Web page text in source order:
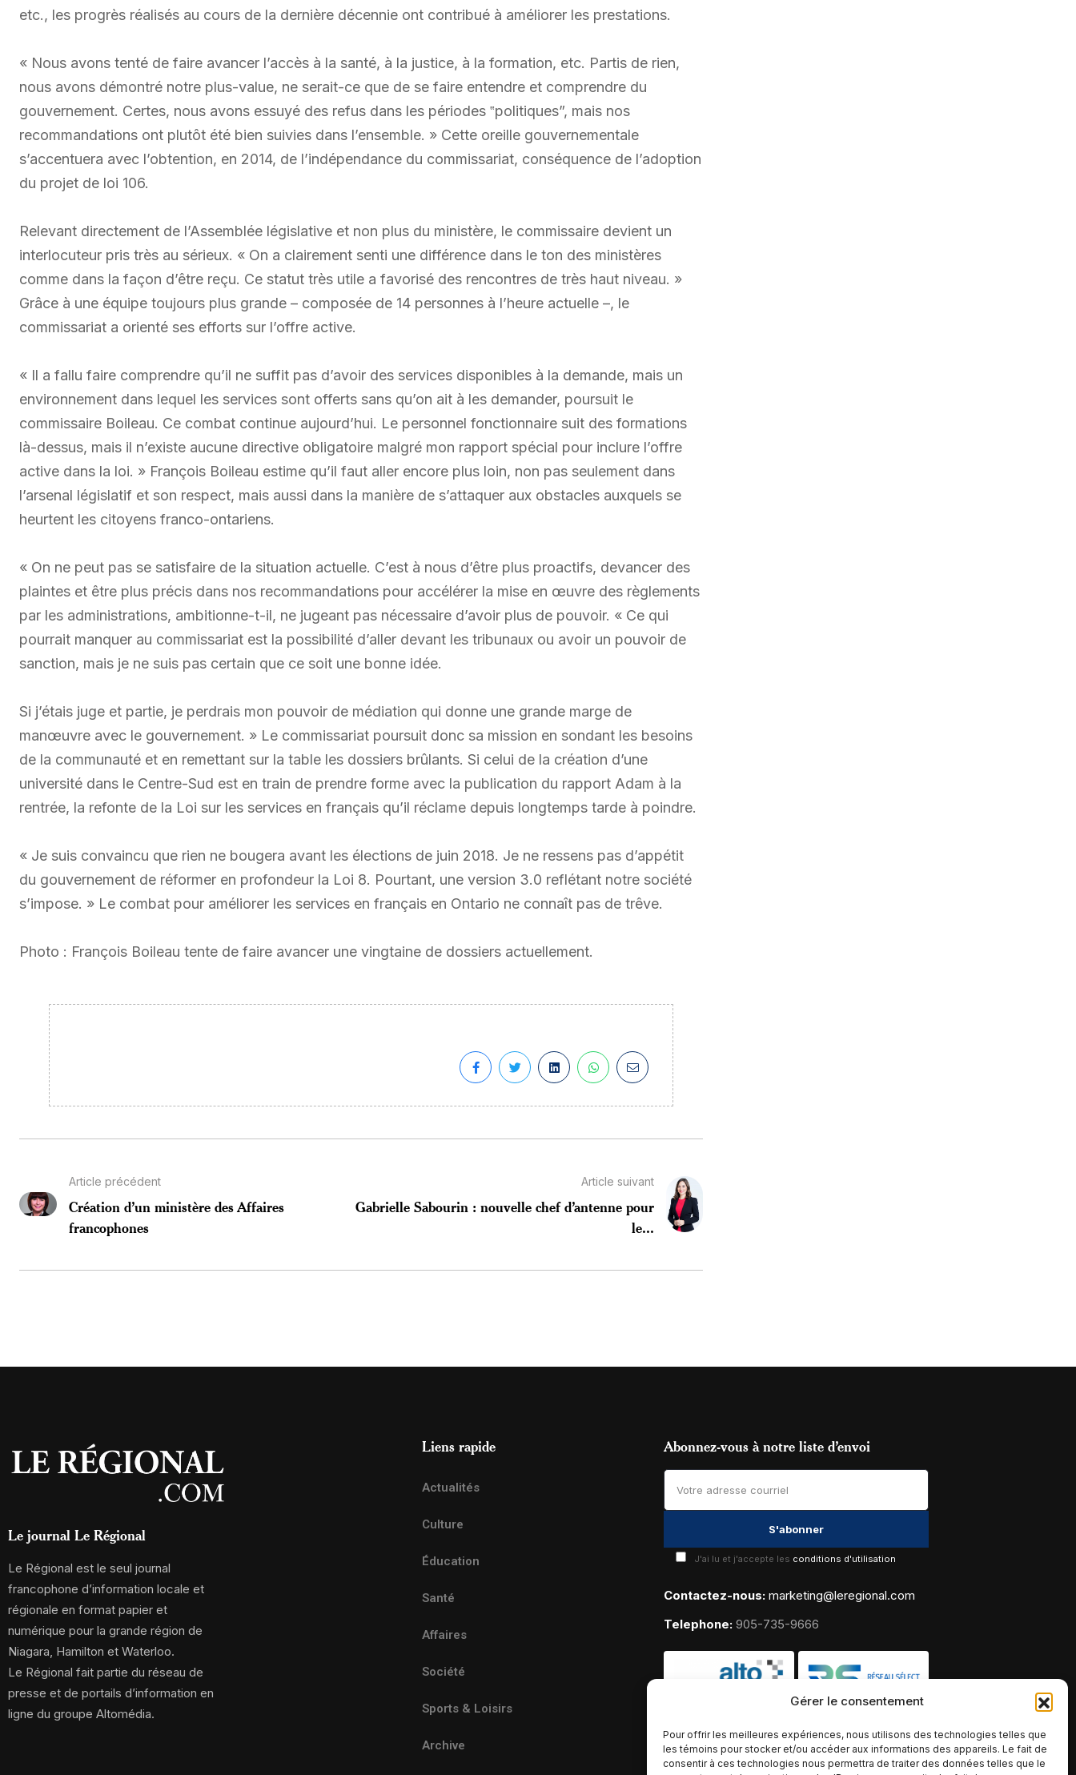
Gérer le consentement
Pour offrir les meilleures expériences, nous utilisons des technologies telles que
les témoins pour stocker et/ou accéder aux informations des appareils. Le fait de
consentir à ces technologies nous permettra de traiter des données telles que le
etc., les progrès réalisés au cours de la dernière décennie ont contribué à améliorer les prestations.
« Nous avons tenté de faire avancer l’accès à la santé, à la justice, à la formation, etc. Partis de rien,
nous avons démontré notre plus-value, ne serait-ce que de se faire entendre et comprendre du
gouvernement. Certes, nous avons essuyé des refus dans les périodes ‟politiques”, mais nos
recommandations ont plutôt été bien suivies dans l’ensemble. » Cette oreille gouvernementale
s’accentuera avec l’obtention, en 2014, de l’indépendance du commissariat, conséquence de l’adoption
du projet de loi 106.
Relevant directement de l’Assemblée législative et non plus du ministère, le commissaire devient un
interlocuteur pris très au sérieux. « On a clairement senti une différence dans le ton des ministères
comme dans la façon d’être reçu. Ce statut très utile a favorisé des rencontres de très haut niveau. »
Grâce à une équipe toujours plus grande – composée de 14 personnes à l’heure actuelle –, le
commissariat a orienté ses efforts sur l’offre active.
« Il a fallu faire comprendre qu’il ne suffit pas d’avoir des services disponibles à la demande, mais un
environnement dans lequel les services sont offerts sans qu’on ait à les demander, poursuit le
commissaire Boileau. Ce combat continue aujourd’hui. Le personnel fonctionnaire suit des formations
là-dessus, mais il n’existe aucune directive obligatoire malgré mon rapport spécial pour inclure l’offre
active dans la loi. » François Boileau estime qu’il faut aller encore plus loin, non pas seulement dans
l’arsenal législatif et son respect, mais aussi dans la manière de s’attaquer aux obstacles auxquels se
heurtent les citoyens franco-ontariens.
« On ne peut pas se satisfaire de la situation actuelle. C’est à nous d’être plus proactifs, devancer des
plaintes et être plus précis dans nos recommandations pour accélérer la mise en œuvre des règlements
par les administrations, ambitionne-t-il, ne jugeant pas nécessaire d’avoir plus de pouvoir. « Ce qui
pourrait manquer au commissariat est la possibilité d’aller devant les tribunaux ou avoir un pouvoir de
sanction, mais je ne suis pas certain que ce soit une bonne idée.
Si j’étais juge et partie, je perdrais mon pouvoir de médiation qui donne une grande marge de
manœuvre avec le gouvernement. » Le commissariat poursuit donc sa mission en sondant les besoins
de la communauté et en remettant sur la table les dossiers brûlants. Si celui de la création d’une
université dans le Centre-Sud est en train de prendre forme avec la publication du rapport Adam à la
rentrée, la refonte de la Loi sur les services en français qu’il réclame depuis longtemps tarde à poindre.
« Je suis convaincu que rien ne bougera avant les élections de juin 2018. Je ne ressens pas d’appétit
du gouvernement de réformer en profondeur la Loi 8. Pourtant, une version 3.0 reflétant notre société
s’impose. » Le combat pour améliorer les services en français en Ontario ne connaît pas de trêve.
Photo : François Boileau tente de faire avancer une vingtaine de dossiers actuellement.
Article précédent
Création d’un ministère des Affaires
francophones
Article suivant
Gabrielle Sabourin : nouvelle chef d’antenne pour
le...
Le journal Le Régional
Le Régional est le seul journal
francophone d’information locale et
régionale en format papier et
numérique pour la grande région de
Niagara, Hamilton et Waterloo.
Le Régional fait partie du réseau de
presse et de portails d’information en
ligne du groupe Altomédia.
Liens rapide
Actualités
Culture
Éducation
Santé
Affaires
Société
Sports & Loisirs
Archive
Abonnez-vous à notre liste d’envoi
J'ai lu et j'accepte les conditions d'utilisation
Contactez-nous: marketing@leregional.com
Telephone: 905-735-9666